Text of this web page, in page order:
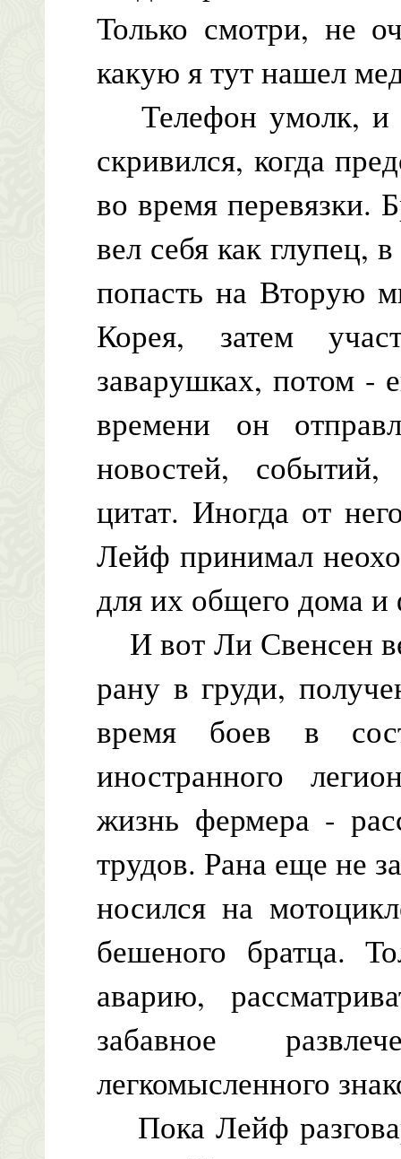
Только смотри, не
какую я тут нашел
Телефон умолк, и
скривился, когда
во время перевязки.
вел себя как глупец,
попасть на Вторую
Корея, затем
заварушках, потом -
времени он
новостей,
цитат. Иногда от
Лейф принимал
для их общего дома
И вот Ли Свенсен
рану в груди,
время боев в
иностранного
жизнь фермера -
трудов. Рана еще не
носился на
бешеного братца.
аварию,
забавное
легкомысленного
Пока Лейф